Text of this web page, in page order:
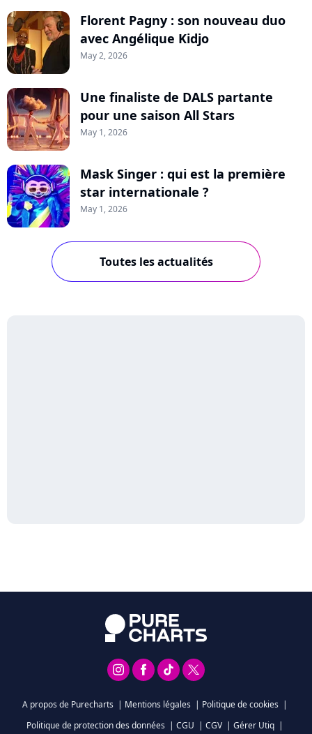
Florent Pagny : son nouveau duo
avec Angélique Kidjo
May 2, 2026
Une finaliste de DALS partante
pour une saison All Stars
May 1, 2026
Mask Singer : qui est la première
star internationale ?
May 1, 2026
Toutes les actualités
A propos de Purecharts | Mentions légales | Politique de cookies |
Politique de protection des données | CGU | CGV | Gérer Utiq |